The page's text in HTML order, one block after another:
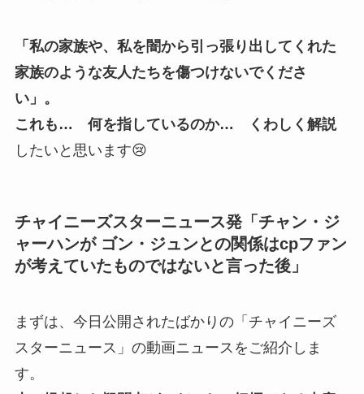
「私の家族や、私を闇から引っ張り出してくれた
家族のような友人たちを傷つけないでくださ
い」。
これも… 何を指しているのか… くわしく解説
したいと思います😢
チャイニーズスターニュース発「チャン・ジ
ャーハンが ゴン・ジュンとの関係はcpファン
が考えていたものではないと言った後」
まずは、今日公開されたばかりの「チャイニーズ
スターニュース」の動画ニュースをご紹介しま
す。